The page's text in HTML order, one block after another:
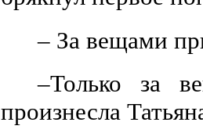
– За вещами
–Только за
произнесла